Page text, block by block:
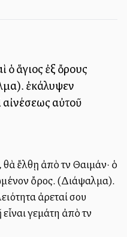
ὁ ἅγιος ἐξ ὄρους
ἐκάλυψεν
αἰνέσεως αὐτοῦ
ἔλθῃ ἀπὸ τὴν Θαιμάν· ὁ
ὄρος. (Διάψαλμα).
ἀρεταί σου
γεμάτη ἀπὸ τὴν